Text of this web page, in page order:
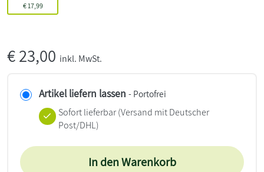
€17,99
€23,00 inkl. MwSt.
Artikel liefern lassen - Portofrei
Sofort lieferbar(Versand mit Deutscher
Post/DHL)
In den Warenkorb